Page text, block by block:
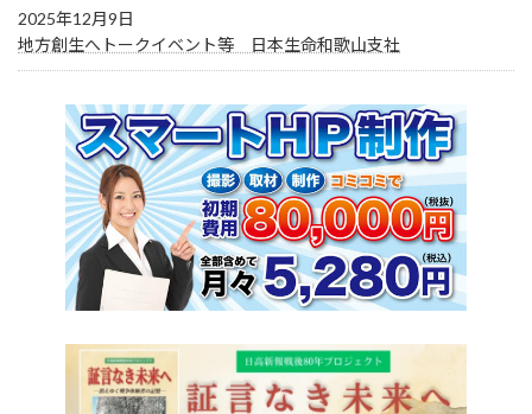
2025年12月9日
地方創生へトークイベント等 日本生命和歌山支社